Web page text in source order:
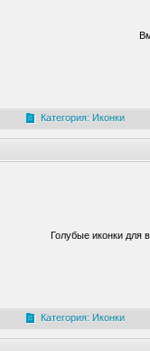
Категория: Иконки
Голубые иконки для
Категория: Иконки